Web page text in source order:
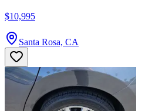
$10,995
Santa Rosa, CA